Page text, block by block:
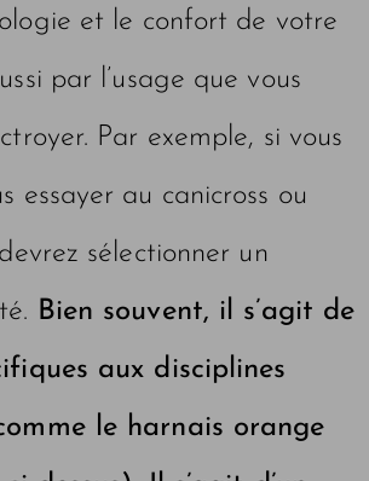
et le confort de votre
par l’usage que vous
Par exemple, si vous
essayer au canicross ou
sélectionner un
Bien souvent, il s’agit de
aux disciplines
le harnais orange